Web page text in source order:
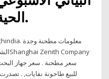
الحية في 01/12/2021.
سعر مطحنة . سعر جهاز